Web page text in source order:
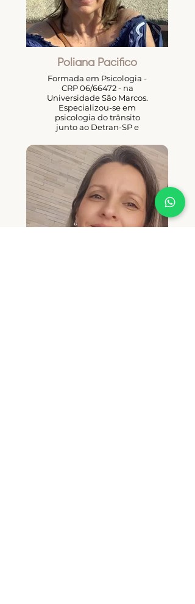
Poliana Pacifico
Formada em Psicologia -
CRP 06/66472 - na
Universidade São Marcos.
Especializou-se em
psicologia do trânsito
junto ao Detran-SP e
para o atendimento em
pandemias à profissionais
de linha de frente no
enfrentamento ao Covid-
19, Atualmente cursando
Constelação Familiar pela
Universidade Innovare
Hellinger Schuller.